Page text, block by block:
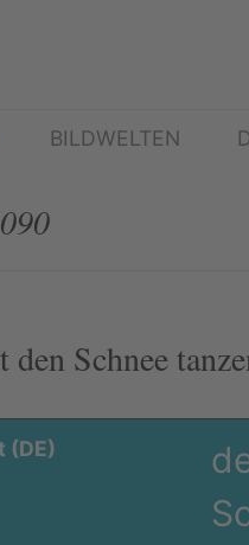
BILDWELTEN
Schnee
(DE)